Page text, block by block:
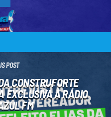
POST
CONSTRUFORTE
EXCLUSIVA À RÁDIO
FM